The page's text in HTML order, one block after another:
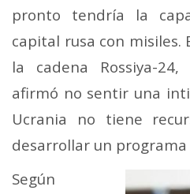
pronto tendría la
capital rusa con misiles.
la cadena Rossiya-
afirmó no sentir una
Ucrania no tiene
desarrollar un programa
Según